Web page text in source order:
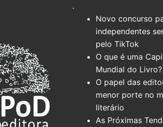
.
Novo concurso
independentes
pelo TikTok
O que é uma
Mundial do Livro?
O papel das
menor porte no
literário
As Próximas